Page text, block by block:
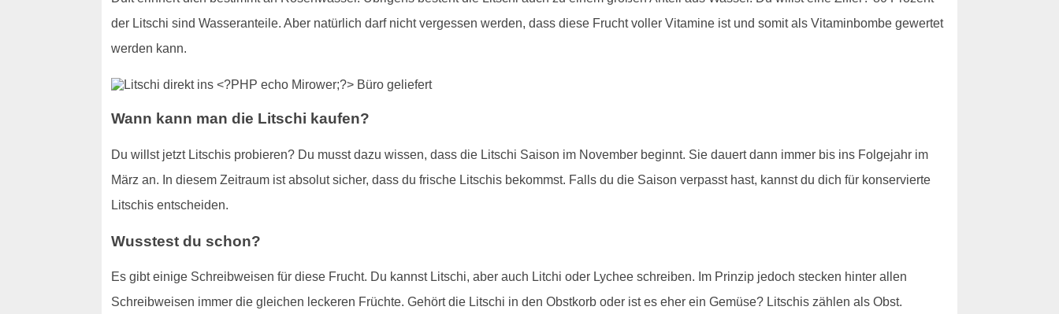
der Litschi sind Wasseranteile. Aber natürlich darf nicht vergessen werden, dass diese Frucht voller Vitamine ist und somit als Vitaminbombe gewertet
werden kann.
Wann kann man die Litschi kaufen?
Du willst jetzt Litschis probieren? Du musst dazu wissen, dass die Litschi Saison im November beginnt. Sie dauert dann immer bis ins Folgejahr im
März an. In diesem Zeitraum ist absolut sicher, dass du frische Litschis bekommst. Falls du die Saison verpasst hast, kannst du dich für konservierte
Litschis entscheiden.
Wusstest du schon?
Es gibt einige Schreibweisen für diese Frucht. Du kannst Litschi, aber auch Litchi oder Lychee schreiben. Im Prinzip jedoch stecken hinter allen
Schreibweisen immer die gleichen leckeren Früchte. Gehört die Litschi in den Obstkorb oder ist es eher ein Gemüse? Litschis zählen als Obst.